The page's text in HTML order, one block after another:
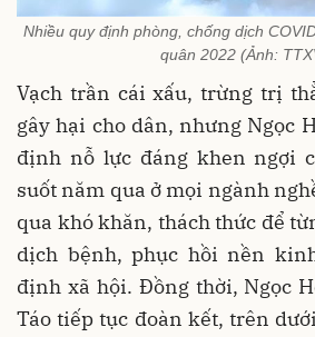
Nhiều quy định phòng, chống dịch
quân 2022 (Ảnh:
Vạch trần cái xấu, trừng trị
gây hại cho dân, nhưng Ngọc
định nỗ lực đáng khen ngợi
suốt năm qua ở mọi ngành
qua khó khăn, thách thức để
dịch bệnh, phục hồi nền
định xã hội. Đồng thời, Ngọc
Táo tiếp tục đoàn kết, trên